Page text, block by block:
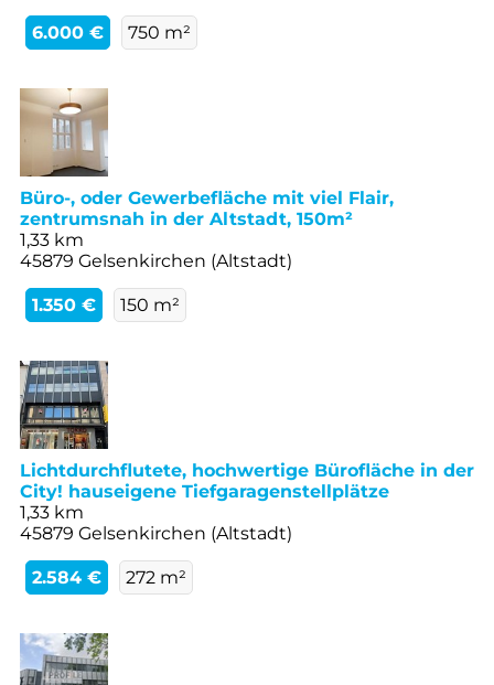
6.000 € 750 m²
Büro-, oder Gewerbefläche mit viel Flair,
zentrumsnah in der Altstadt, 150m²
1,33 km
45879 Gelsenkirchen (Altstadt)
1.350 € 150 m²
Lichtdurchflutete, hochwertige Bürofläche in der
City! hauseigene Tiefgaragenstellplätze
1,33 km
45879 Gelsenkirchen (Altstadt)
2.584 € 272 m²